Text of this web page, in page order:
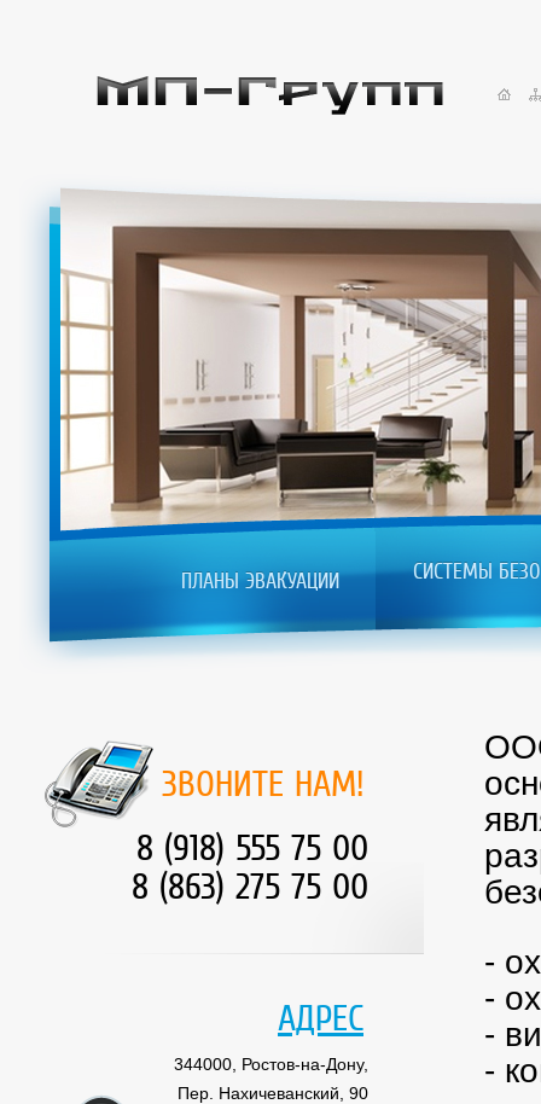
ПЛАНЫ ЭВАКУАЦИИ СИСТЕМЫ
ЗВОНИТЕ НАМ!
8 (918) 555 75 00
8 (863) 275 75 00
АДРЕС
344000, Ростов-на-Дону,
Пер. Нахичеванский, 90
-
-
-
-